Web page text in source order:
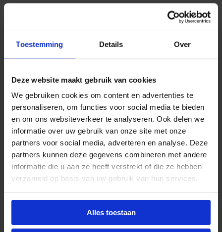
Toestemming Details Over
Deze website maakt gebruik van cookies
We gebruiken cookies om content en advertenties te
personaliseren, om functies voor social media te bieden
en om ons websiteverkeer te analyseren. Ook delen we
informatie over uw gebruik van onze site met onze
partners voor social media, adverteren en analyse. Deze
partners kunnen deze gegevens combineren met andere
informatie die u aan ze heeft verstrekt of die ze hebben
verzameld op basis van uw gebruik van hun services.
Alles toestaan
De Philips Master LED TL buis HO 26W 840 T5 AC is
54W T5 HO TL‑buizen van 115 cm. Deze LED TL buis
werkt rechtstreeks op netspanning (AC), waardoor
installatie eenvoudig is en er geen elektronisch
voorschakelapparaat nodig is. Dit maakt de buis
ideaal voor renovatieprojecten waar
betrouwbaarheid en compatibiliteit belangrijk zijn.
Met een kleurtemperatuur van 4000K straalt deze
buis een koel wit licht uit, perfect voor functionele
omgevingen zoals kantoorruimtes, klaslokalen,
voor een goede kleurweergave (CRI 80–89), wat
zorgt voor natuurgetrouwe verlichting en een
prettige werkomgeving. De buis levert een